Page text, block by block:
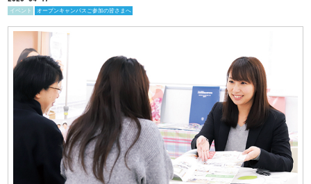
イベント オープンキャンパスご参加の皆さまへ